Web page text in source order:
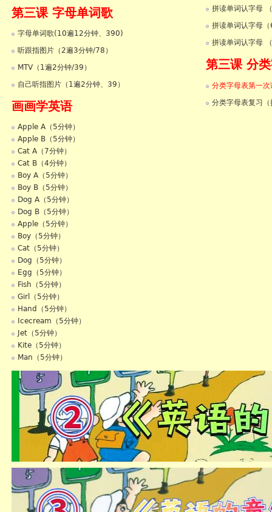
第三课 字母单词歌
字母单词歌(10遍12分钟、390)
听跟指图片（2遍3分钟/78）
MTV（1遍2分钟/39）
自己听指图片（1遍2分钟、39）
画画学英语
Apple A（5分钟）
Apple B（5分钟）
Cat A（7分钟）
Cat B（4分钟）
Boy A（5分钟）
Boy B（5分钟）
Dog A（5分钟）
Dog B（5分钟）
Apple（5分钟）
Boy（5分钟）
Cat（5分钟）
Dog（5分钟）
Egg（5分钟）
Fish（5分钟）
Girl（5分钟）
Hand（5分钟）
Icecream（5分钟）
Jet（5分钟）
Kite（5分钟）
Man（5分钟）
拼读单词认字母
拼读单词认字母
拼读单词认字母
第三课 分
分类字母表第一
分类字母表复习